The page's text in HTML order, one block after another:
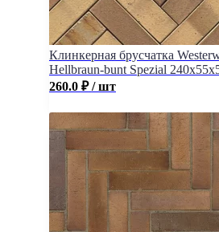
Клинкерная брусчатка
Hellbraun-bunt Spezial
260.0 ₽ / шт